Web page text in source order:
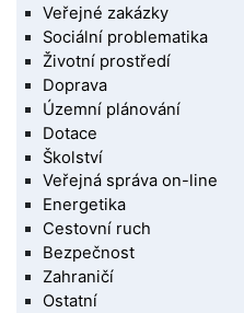
Veřejné zakázky
Sociální problematika
Životní prostředí
Doprava
Územní plánování
Dotace
Školství
Veřejná správa on-line
Energetika
Cestovní ruch
Bezpečnost
Zahraničí
Ostatní